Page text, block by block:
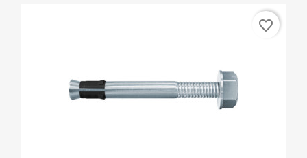
favorite_border